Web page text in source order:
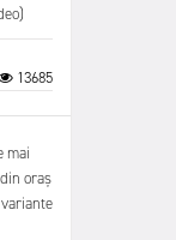
13685
mai
oraș